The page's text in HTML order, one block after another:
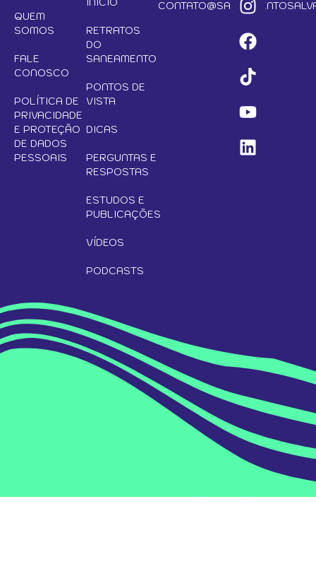
QUEM
SOMOS
FALE
CONOSCO
POLÍTICA DE
PRIVACIDADE
E PROTEÇÃO
DE DADOS
PESSOAIS
RETRATOS
DO
SANEAMENTO
PONTOS DE
VISTA
DICAS
PERGUNTAS E
RESPOSTAS
ESTUDOS E
PUBLICAÇÕES
VÍDEOS
PODCASTS